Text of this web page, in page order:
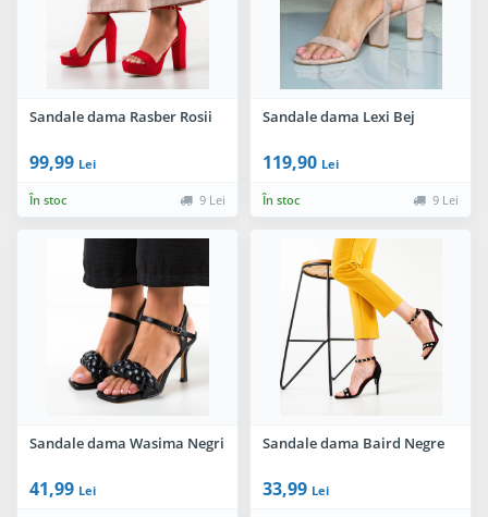
Sandale dama Rasber Rosii
99,99 Lei
În stoc 9 Lei
Sandale dama Lexi Bej
119,90 Lei
În stoc 9 Lei
Sandale dama Wasima Negri
41,99 Lei
Sandale dama Baird Negre
33,99 Lei